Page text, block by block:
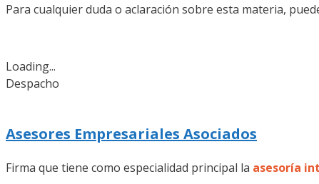
Para cualquier duda o aclaración sobre esta materia,
Loading...
Despacho
Asesores Empresariales Asociados
Firma que tiene como especialidad principal la asesoría